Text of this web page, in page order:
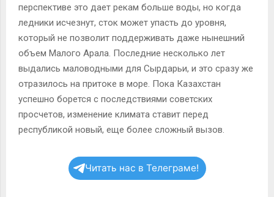
перспективе это дает рекам больше воды, но когда
ледники исчезнут, сток может упасть до уровня,
который не позволит поддерживать даже нынешний
объем Малого Арала. Последние несколько лет
выдались маловодными для Сырдарьи, и это сразу же
отразилось на притоке в море. Пока Казахстан
успешно борется с последствиями советских
просчетов, изменение климата ставит перед
республикой новый, еще более сложный вызов.
Читать нас в Телеграме!